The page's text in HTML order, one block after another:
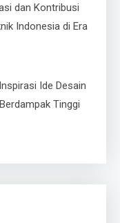
dan Kontribusi
Indonesia di Era
Ide Desain
Tinggi